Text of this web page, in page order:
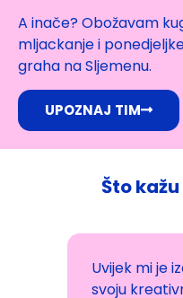
A inače? Obožavam
mljackanje i
graha na Sljemenu.
UPOZNAJ TIM
Što